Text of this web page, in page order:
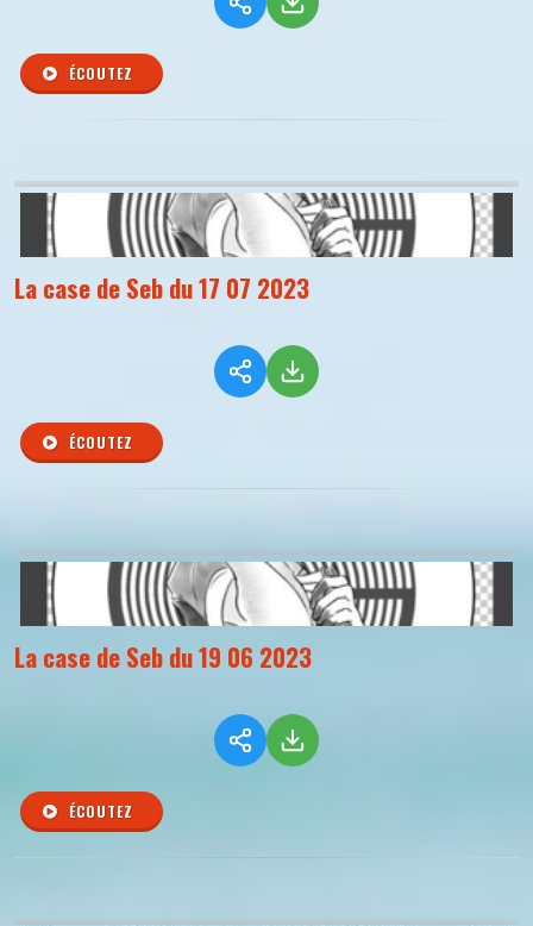
ÉCOUTEZ
La case de Seb du 17 07 2023
ÉCOUTEZ
La case de Seb du 19 06 2023
ÉCOUTEZ